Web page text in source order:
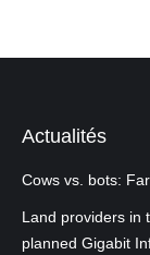
Actualités
Cows vs. bots:
Land providers in
planned Gigabit